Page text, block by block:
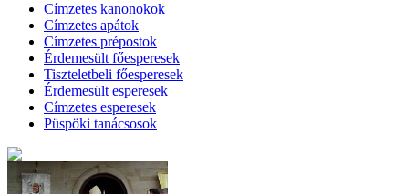
Címzetes kanonokok
Címzetes apátok
Címzetes prépostok
Érdemesült főesperesek
Tiszteletbeli főesperesek
Érdemesült esperesek
Címzetes esperesek
Püspöki tanácsosok